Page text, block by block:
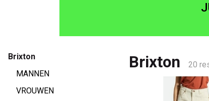
UNCLE[S]
Boardshop
Brixton
MANNEN
VROUWEN
Brixton 20